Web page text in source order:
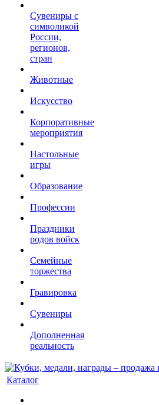
Сувениры с
символикой
России,
регионов,
стран
Животные
Искусство
Корпоративные
мероприятия
Настольные
игры
Образование
Профессии
Праздники
родов войск
Семейные
торжества
Гравировка
Сувениры
Дополненная
реальность
Каталог